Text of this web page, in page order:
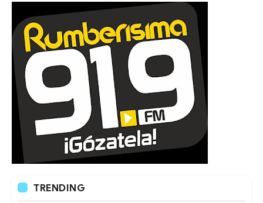
TRENDING